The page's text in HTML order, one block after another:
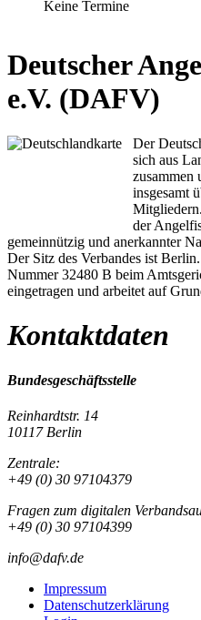
Keine Termine
Deutscher
e.V. (DAFV)
Der
sich aus
zusammen
insgesamt
der
gemeinnützig und anerkannter
Der Sitz des Verbandes ist
Nummer 32480 B beim
eingetragen und arbeitet auf
Kontaktdaten
Bundesgeschäftsstelle
Reinhardtstr. 14
10117 Berlin
Zentrale:
+49 (0) 30 97104379
Fragen zum digitalen
+49 (0) 30 97104399
info@dafv.de
Impressum
Datenschutzerklärung